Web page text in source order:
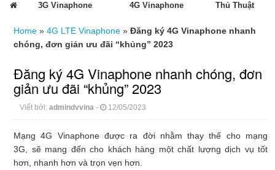
3G Vinaphone 4G Vinaphone Thủ Thuật
Home » 4G LTE Vinaphone » Đăng ký 4G Vinaphone nhanh
chóng, đơn giản ưu đãi “khủng” 2023
Đăng ký 4G Vinaphone nhanh chóng, đơn
giản ưu đãi “khủng” 2023
Viết bởi: admindvvina - 12/05/2023
Mạng 4G Vinaphone được ra đời nhằm thay thế cho mạng
3G, sẽ mang đến cho khách hàng một chất lượng dịch vụ tốt
hơn, nhanh hơn và trọn vẹn hơn.